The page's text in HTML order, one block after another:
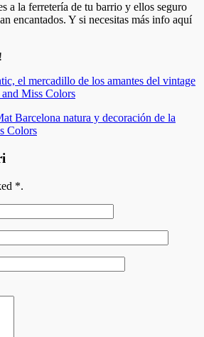
a la ferretería de tu barrio y ellos seguro
encantados. Y si necesitas más info aquí
el mercadillo de los amantes del vintage
Miss Colors
Barcelona natura y decoración de la
Colors
*.